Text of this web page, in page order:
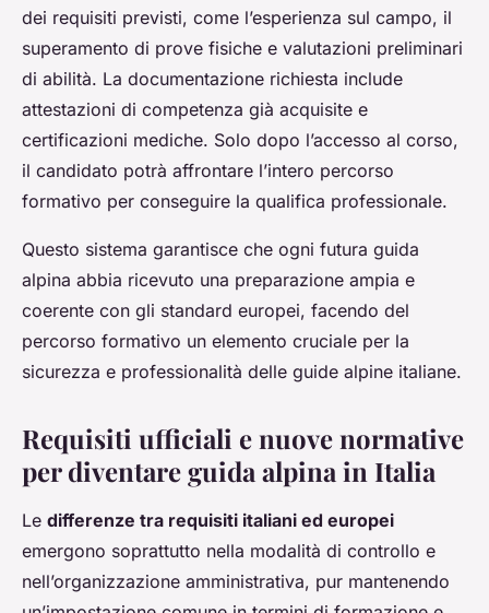
dei requisiti previsti, come l’esperienza sul campo, il
superamento di prove fisiche e valutazioni preliminari
di abilità. La documentazione richiesta include
attestazioni di competenza già acquisite e
certificazioni mediche. Solo dopo l’accesso al corso,
il candidato potrà affrontare l’intero percorso
formativo per conseguire la qualifica professionale.
Questo sistema garantisce che ogni futura guida
alpina abbia ricevuto una preparazione ampia e
coerente con gli standard europei, facendo del
percorso formativo un elemento cruciale per la
sicurezza e professionalità delle guide alpine italiane.
Requisiti ufficiali e nuove normative
per diventare guida alpina in Italia
Le differenze tra requisiti italiani ed europei
emergono soprattutto nella modalità di controllo e
nell’organizzazione amministrativa, pur mantenendo